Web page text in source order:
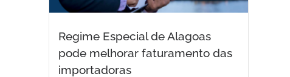
Regime Especial de Alagoas
pode melhorar faturamento das
importadoras